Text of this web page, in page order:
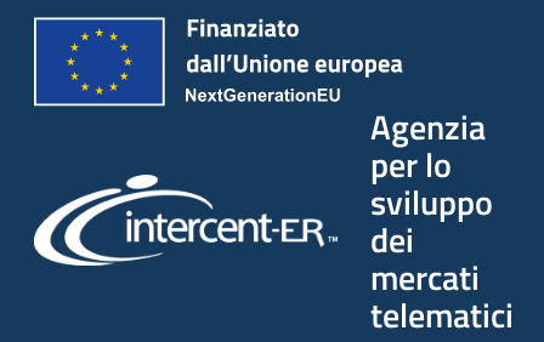
Agenzia
per lo
sviluppo
dei
mercati
telematici